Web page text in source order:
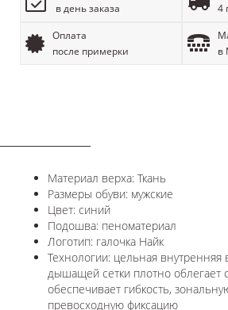
в день заказа
4
Оплата
после примерки
в
Материал верха: Ткань
Размеры обуви: мужские
Цвет: синий
Подошва: пеноматериал
Логотип: галочка Найк
Технологии: цельная внутренняя
дышащей сетки плотно облегает
обеспечивает гибкость,
превосходную фиксацию